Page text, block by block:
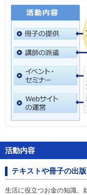
お問い合わせ
法人・行政機関の方へ
報道・メディア関係者の
活動内容
テキストや冊子の出版
生活に役立つお金の知識、